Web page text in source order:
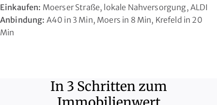
Einkaufen: Moerser Straße, lokale Nahversorgung, ALDI
Anbindung: A40 in 3 Min, Moers in 8 Min, Krefeld in 20
Min
In 3 Schritten zum